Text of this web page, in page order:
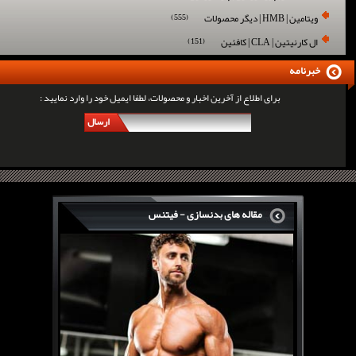
ویتامین | HMB | دیگر محصولات (555)
ال کارنیتین | CLA | کافئین (151)
برای اطلاع از آخرین اخبار و محصولات، لطفا ایمیل خود را وارد نمایید :
ارسال
خبرنامه
مقاله های بدنسازی - فیتنس
سرگی کنستانس چگونه بر روی بازو های فوق العاده...
روش های افزایش پیک بازو
فارماتون چیست؟
کلن بوترول Clenbuterol